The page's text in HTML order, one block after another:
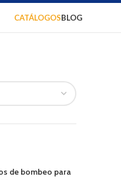
CATÁLOGOSBLOG
de bombeo para